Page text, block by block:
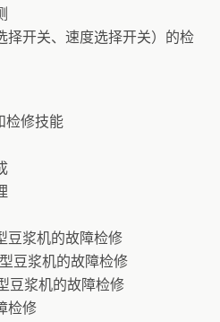
择开关、速度选择开关）的检
检修技能
豆浆机的故障检修
豆浆机的故障检修
豆浆机的故障检修
检修